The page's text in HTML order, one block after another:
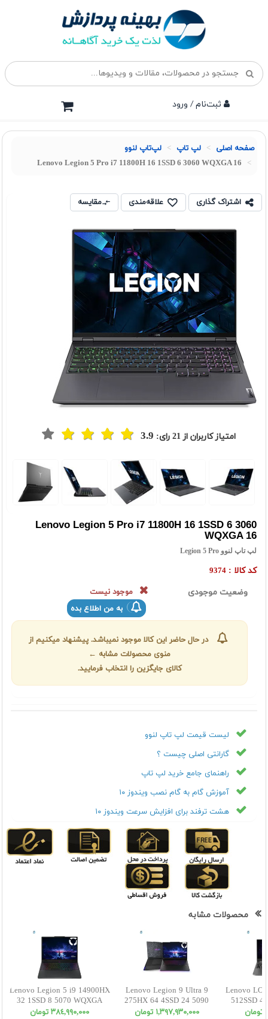
ثبت‌نام / ورود
صفحه اصلی لپ تاپ لپ‌تاپ لنوو
Lenovo Legion 5 Pro i7 11800H 16 1SSD 6 3060 WQXGA 16
اشتراک گذاری علاقه‌مندی مقایسه
امتیاز کاربران از21 رای: 3.9
Lenovo Legion 5 Pro i7 11800H 16 1SSD 6 3060
WQXGA 16
لپ تاپ لنوو Legion 5 Pro
کد کالا : 9374
وضعیت موجودی
موجود نیست
به من اطلاع بده
در حال حاضر این کالا موجود نمیباشد. پیشنهاد میکنیم از
منوی محصولات مشابه ←
کالای جایگزین را انتخاب فرمایید.
لیست قیمت لپ تاپ لنوو
گارانتی اصلی چیست ؟
راهنمای جامع خرید لپ تاپ
آموزش گام به گام نصب ویندوز ۱۰
هشت ترفند برای افزایش سرعت ویندوز ۱۰
محصولات مشابه
Lenovo Legion 5 i9 14900HX
32 1SSD 8 5070 WQXGA
15.1 OLED
٣٨٤,٩٩٠,٠٠٠ تومان
Lenovo Legion 9 Ultra 9
275HX 64 4SSD 24 5090
WQUXGA
١,٣٩٧,٩٣٠,٠٠٠ تومان
Lenovo
512SSD 4